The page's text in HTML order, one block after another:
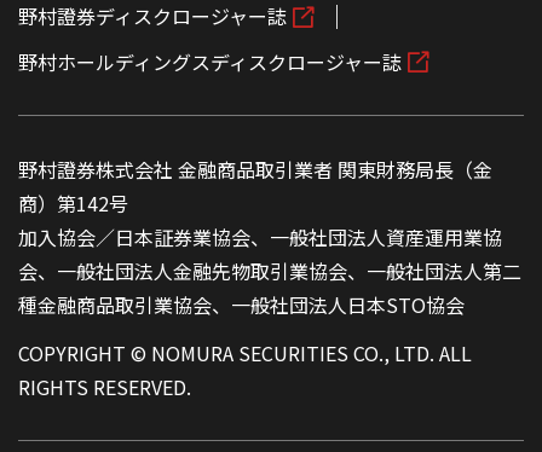
野村證券ディスクロージャー誌
野村ホールディングスディスクロージャー誌
野村證券株式会社 金融商品取引業者 関東財務局長（金
商）第142号
加入協会／日本証券業協会、一般社団法人資産運用業協
会、一般社団法人金融先物取引業協会、一般社団法人第二
種金融商品取引業協会、一般社団法人日本STO協会
COPYRIGHT © NOMURA SECURITIES CO., LTD. ALL
RIGHTS RESERVED.